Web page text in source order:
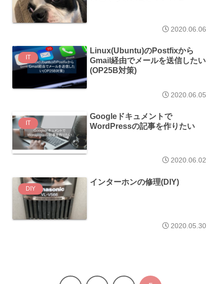
2020.06.06
IT
Linux(Ubuntu)のPostfixから
Gmail経由でメールを送信したい
(OP25B対策)
2020.06.05
IT
Googleドキュメントで
WordPressの記事を作りたい
2020.06.02
DIY
インターホンの修理(DIY)
2020.05.30